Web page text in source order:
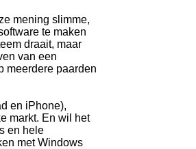
mening slimme,
te maken
draait, maar
van een
meerdere paarden
en iPhone),
markt. En wil het
en hele
met Windows